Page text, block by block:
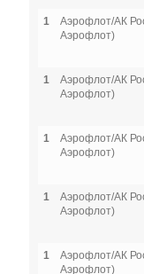
1
Аэрофлот/АК
Аэрофлот)
1
Аэрофлот/АК
Аэрофлот)
1
Аэрофлот/АК
Аэрофлот)
1
Аэрофлот/АК
Аэрофлот)
1
Аэрофлот/АК
Аэрофлот)